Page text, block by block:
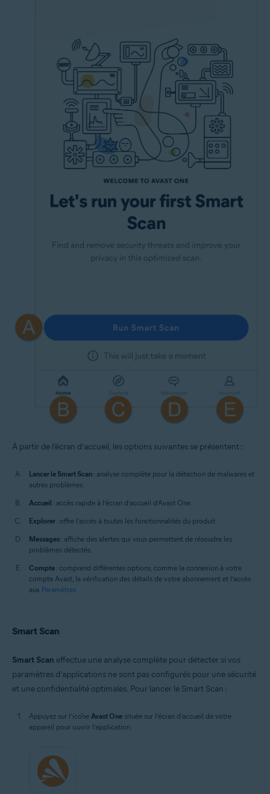
À partir de l’écran d’accueil, les options suivantes se présentent :
Lancer le Smart Scan : analyse complète pour la détection de malwares et
autres problèmes.
Accueil : accès rapide à l’écran d’accueil d’Avast One.
Explorer : offre l’accès à toutes les fonctionnalités du produit.
Messages : affiche des alertes qui vous permettent de résoudre les
problèmes détectés.
Compte : comprend différentes options, comme la connexion à votre
compte Avast, la vérification des détails de votre abonnement et l’accès
aux Paramètres.
Smart Scan
Smart Scan effectue une analyse complète pour détecter si vos
paramètres d’applications ne sont pas configurés pour une sécurité
et une confidentialité optimales. Pour lancer le Smart Scan :
Appuyez sur l’icône Avast One située sur l’écran d’accueil de votre
appareil pour ouvrir l’application.